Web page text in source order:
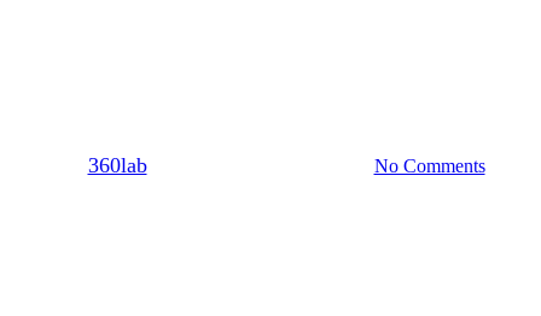
360lab21/03/2015 No Comments